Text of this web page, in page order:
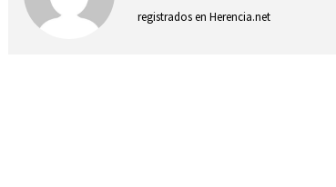
registrados en Herencia.net